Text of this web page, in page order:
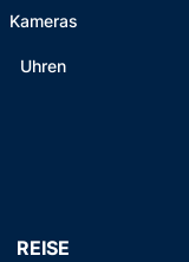
Kameras
Uhren
REISE